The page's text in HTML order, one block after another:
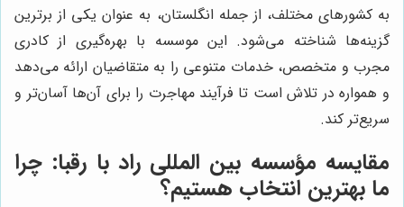
به کشورهای مختلف، از جمله انگلستان، به عنوان یکی از برترین
گزینه‌ها شناخته می‌شود. این موسسه با بهره‌گیری از کادری
مجرب و متخصص، خدمات متنوعی را به متقاضیان ارائه می‌دهد
و همواره در تلاش است تا فرآیند مهاجرت را برای آن‌ها آسان‌تر و
سریع‌تر کند.
مقایسه مؤسسه بین المللی راد با رقبا: چرا
ما بهترین انتخاب هستیم؟